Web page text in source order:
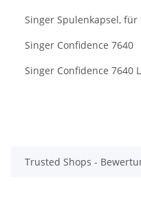
Singer Spulenkapsel,
Singer Confidence 7640
Singer Confidence 7640
Trusted Shops -